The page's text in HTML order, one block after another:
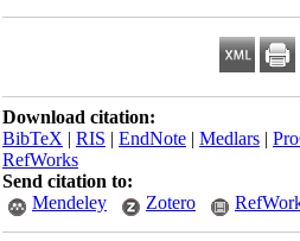
Download citation:
BibTeX|RIS|EndNote|Medlars|
RefWorks
Send citation to:
Mendeley
Zotero